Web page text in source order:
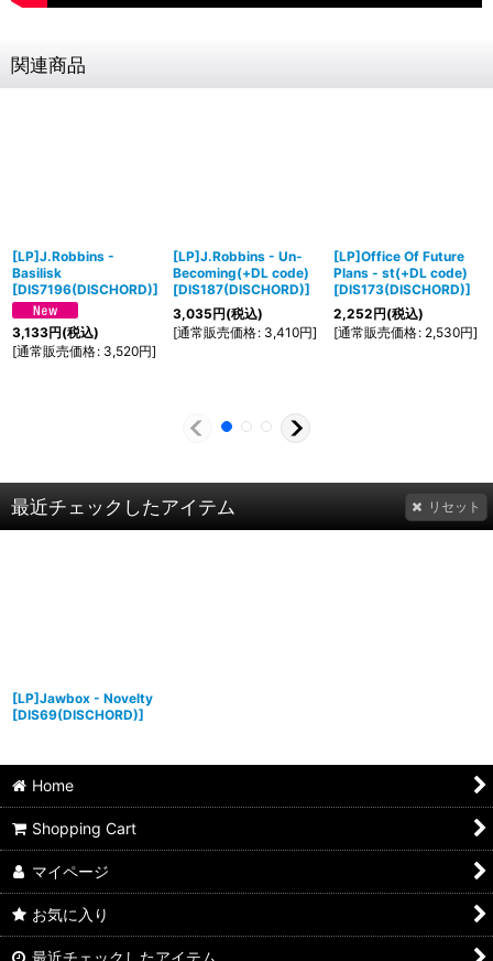
関連商品
[LP]J.Robbins -
Basilisk
[DIS7196(DISCHORD)]
3,133円(税込)
[通常販売価格: 3,520円]
[LP]J.Robbins - Un​-​
Becoming(+DL code)
[DIS187(DISCHORD)]
3,035円(税込)
[通常販売価格: 3,410円]
[LP]Office Of Future
Plans - st(+DL code)
[DIS173(DISCHORD)]
2,252円(税込)
[通常販売価格: 2,530円]
最近チェックしたアイテム リセット
[LP]Jawbox - Novelty
[DIS69(DISCHORD)]
Home
Shopping Cart
マイページ
お気に入り
最近チェックしたアイテム